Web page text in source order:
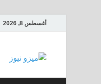
أغسطس 8, 2026